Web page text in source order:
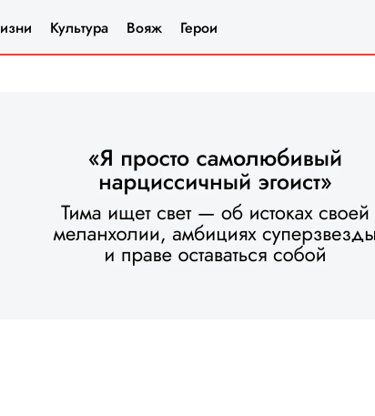
Культура Вояж Герои